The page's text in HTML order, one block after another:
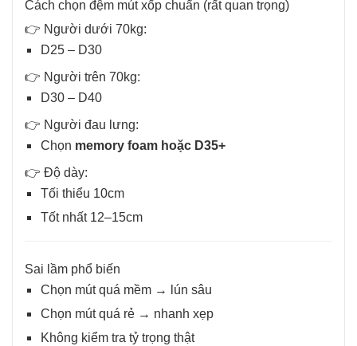
Cách chọn đệm mút xốp chuẩn (rất quan trọng)
👉 Người dưới 70kg:
D25 – D30
👉 Người trên 70kg:
D30 – D40
👉 Người đau lưng:
Chọn memory foam hoặc D35+
👉 Độ dày:
Tối thiểu 10cm
Tốt nhất 12–15cm
Sai lầm phổ biến
Chọn mút quá mềm → lún sâu
Chọn mút quá rẻ → nhanh xẹp
Không kiểm tra tỷ trọng thật